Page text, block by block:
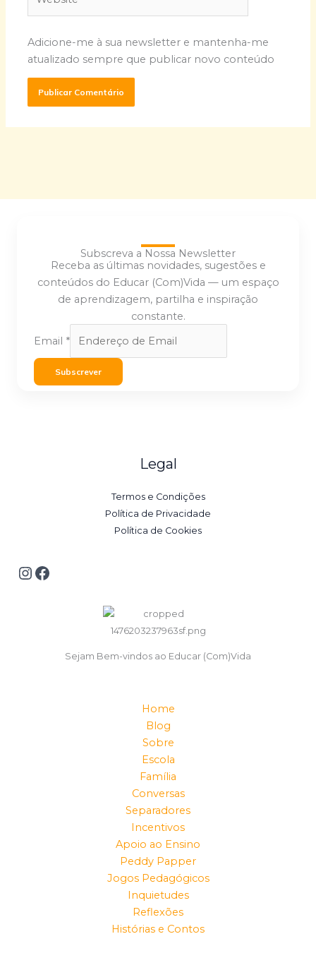
Adicione-me à sua newsletter e mantenha-me
atualizado sempre que publicar novo conteúdo
Subscreva a Nossa Newsletter
Receba as últimas novidades, sugestões e
conteúdos do Educar (Com)Vida — um espaço
de aprendizagem, partilha e inspiração
constante.
Email *
Subscrever
Legal
Termos e Condições
Política de Privacidade
Política de Cookies
Sejam Bem-vindos ao Educar (Com)Vida
Home
Blog
Sobre
Escola
Família
Conversas
Separadores
Incentivos
Apoio ao Ensino
Peddy Papper
Jogos Pedagógicos
Inquietudes
Reflexões
Histórias e Contos